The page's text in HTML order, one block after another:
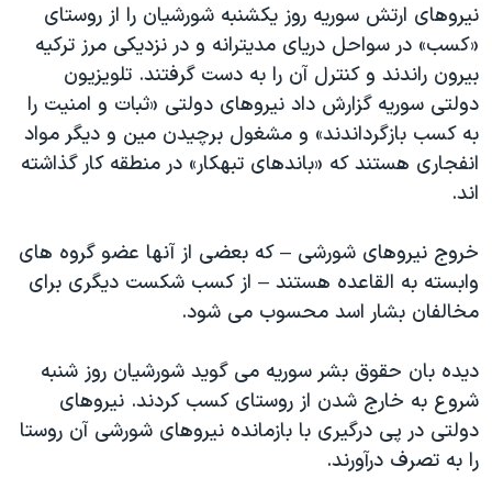
چهل سال گروگان‌گیری
قانون شفافیت دارائی کادر رهبری ایران
اعتراضات مردمی آبان ۹۸
اسرائیل در جنگ
نرگس محمدی برنده جایزه نوبل صلح
صفحه‌های ویژه
سفر پرزیدنت ترامپ به چین
نیروهای ارتش سوریه روز یکشنبه شورشیان را از روستای
«کسب» در سواحل دریای مدیترانه و در نزدیکی مرز ترکیه
بیرون راندند و کنترل آن را به دست گرفتند. تلویزیون
دولتی سوریه گزارش داد نیروهای دولتی «ثبات و امنیت را
به کسب بازگرداندند» و مشغول برچیدن مین و دیگر مواد
انفجاری هستند که «باندهای تبهکار» در منطقه کار گذاشته
اند.
خروج نیروهای شورشی – که بعضی از آنها عضو گروه های
وابسته به القاعده هستند – از کسب شکست دیگری برای
مخالفان بشار اسد محسوب می شود.
دیده بان حقوق بشر سوریه می گوید شورشیان روز شنبه
شروع به خارج شدن از روستای کسب کردند. نیروهای
دولتی در پی درگیری با بازمانده نیروهای شورشی آن روستا
را به تصرف درآورند.